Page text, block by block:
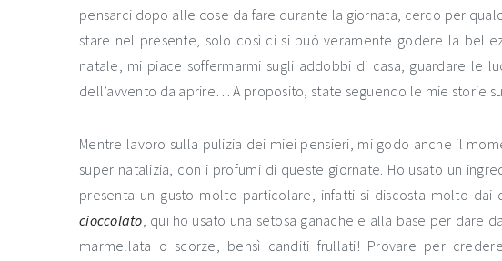
pensarci dopo alle cose da fare durante la giornata, cerco per
stare nel presente, solo così ci si può veramente godere la
natale, mi piace soffermarmi sugli addobbi di casa, guardare le
dell’avvento da aprire… A proposito, state seguendo le mie storie su
Mentre lavoro sulla pulizia dei miei pensieri, mi godo anche il
super natalizia, con i profumi di queste giornate. Ho usato un
presenta un gusto molto particolare, infatti si discosta molto dai
cioccolato, qui ho usato una setosa ganache e alla base per dare
marmellata o scorze, bensì canditi frullati! Provare per